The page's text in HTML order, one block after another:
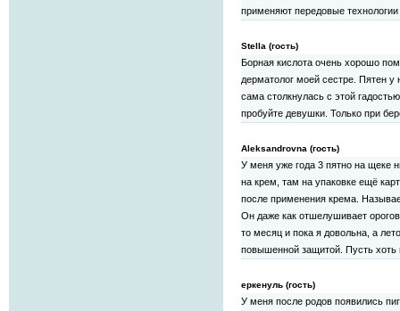
применяют передовые
Stella (гость)
Борная кислота очень хорошо
дерматолог моей сестре. Пятен
сама столкнулась с этой
пробуйте девушки. Только при
Aleksandrovna (гость)
У меня уже года 3 пятно на щеке
на крем, там на упаковке ещё
после применения крема.
Он даже как отшелушивает
то месяц и пока я довольна, а
повышенной защитой. Пусть хоть
еркенуль (гость)
У меня после родов появились